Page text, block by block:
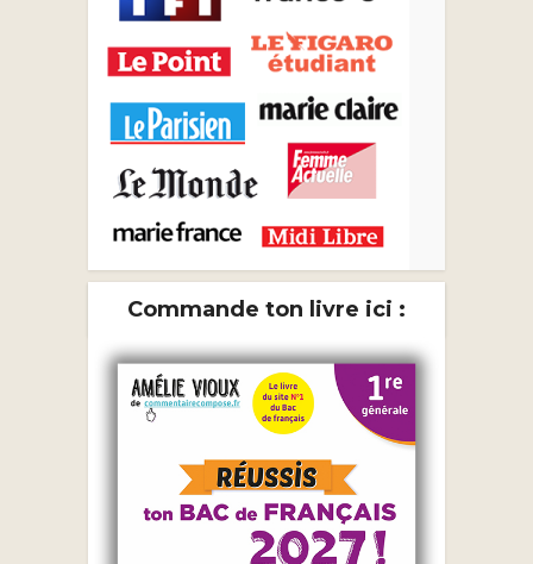
Commande ton livre ici :